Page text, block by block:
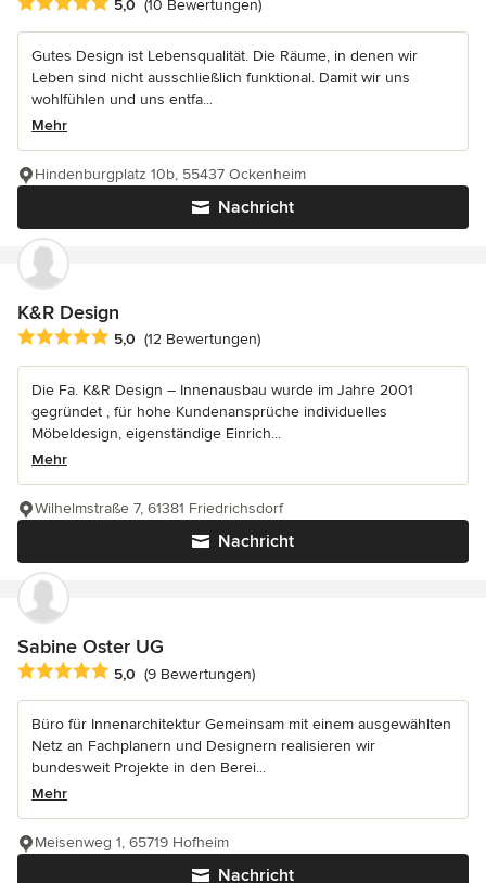
5,0 (10 Bewertungen)
Gutes Design ist Lebensqualität. Die Räume, in denen wir
Leben sind nicht ausschließlich funktional. Damit wir uns
wohlfühlen und uns entfa...
Mehr
Nachricht
Hindenburgplatz 10b, 55437 Ockenheim
K&R Design
Durchschnittliche Bewertung: 5 von 5 Sternen
5,0 (12 Bewertungen)
Die Fa. K&R Design – Innenausbau wurde im Jahre 2001
gegründet , für hohe Kundenansprüche individuelles
Möbeldesign, eigenständige Einrich...
Mehr
Nachricht
Wilhelmstraße 7, 61381 Friedrichsdorf
Sabine Oster UG
Durchschnittliche Bewertung: 5 von 5 Sternen
5,0 (9 Bewertungen)
Büro für Innenarchitektur Gemeinsam mit einem ausgewählten
Netz an Fachplanern und Designern realisieren wir
bundesweit Projekte in den Berei...
Mehr
Nachricht
Meisenweg 1, 65719 Hofheim